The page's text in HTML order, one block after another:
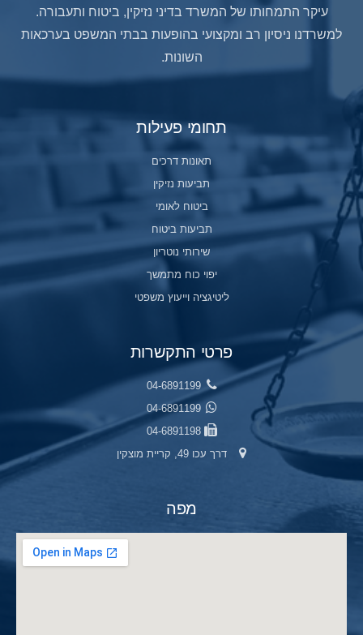
עיקר התמחותו של המשרד בדיני נזיקין, ביטוח ותעבורה.
למשרדנו ניסיון רב ומקצועי בהופעות בבתי המשפט בערכאות
השונות.
תחומי פעילות
תאונות דרכים
תביעות נזיקין
ביטוח לאומי
תביעות ביטוח
שירותי נוטריון
יפוי כוח מתמשך
ליטיגציה וייעוץ משפטי
פרטי התקשרות
04-6891199
04-6891199
04-6891198
דרך עכו 49, קריית מוצקין
מפה